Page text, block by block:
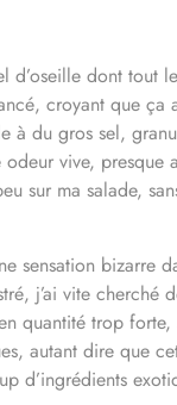
d’oseille dont
croyant que
à du gros sel,
vive, presque
sur ma salade,
sensation bizarre
j’ai vite
quantité trop
autant dire que
d’ingrédients